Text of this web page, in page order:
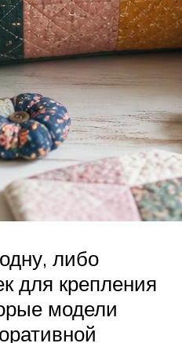
либо
для крепления
модели